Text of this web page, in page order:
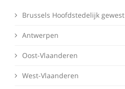
Brussels Hoofdstedelijk gewest
Antwerpen
Oost-Vlaanderen
West-Vlaanderen